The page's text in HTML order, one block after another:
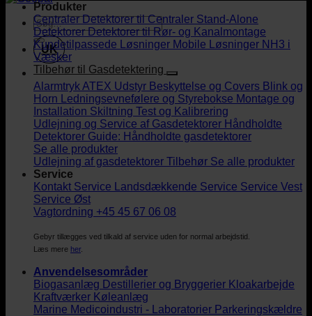
UK
Produkter
Centraler Detektorer til Centraler Stand-Alone
Detektorer Detektorer til Rør- og Kanalmontage
Kundetilpassede Løsninger Mobile Løsninger NH3 i
Væsker
Tilbehør til Gasdetektering
AlarmtrykATEX Udstyr Beskyttelse og Covers Blink og
Horn
Ledningsevnefølere og Styrebokse Montage og
Installation Skiltning Test og Kalibrering
Udlejning og Service af Gasdetektorer Håndholdte
Detektorer Guide: Håndholdte gasdetektorer
Se alle produkter
Udlejning af gasdetektorer Tilbehør Se alle produkter
Service
Kontakt Service
Landsdækkende Service Service Vest
Service Øst
Vagtordning +45 45 67 06 08
Gebyr tillægges ved tilkald af service uden for normal arbejdstid.
Læs mere her.
Anvendelsesområder
Biogasanlæg Destillerier og Bryggerier Kloakarbejde
Kraftværker Køleanlæg
Marine Medicoindustri - Laboratorier Parkeringskældre